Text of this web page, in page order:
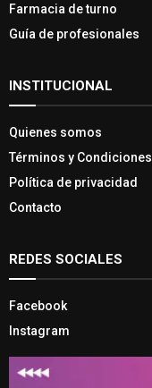
Farmacia de turno
Guía de profesionales
INSTITUCIONAL
Quienes somos
Términos y Condiciones
Política de privacidad
Contacto
REDES SOCIALES
Facebook
Instagram